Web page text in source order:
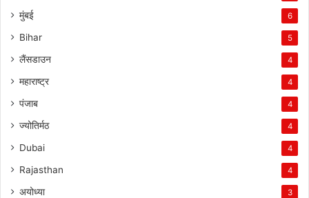
मुंबई 6
Bihar 5
लैंसडाउन 4
महाराष्ट्र 4
पंजाब 4
ज्योतिर्मठ 4
Dubai 4
Rajasthan 4
अयोध्या 3